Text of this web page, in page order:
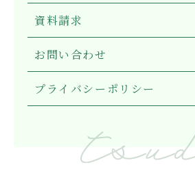
資料請求
お問い合わせ
プライバシーポリシー